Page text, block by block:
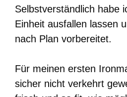
Selbstverständlich habe
Einheit ausfallen lassen
nach Plan vorbereitet.
Für meinen ersten
sicher nicht verkehrt